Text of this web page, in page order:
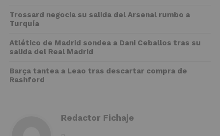
Trossard negocia su salida del Arsenal rumbo a
Turquía
Atlético de Madrid sondea a Dani Ceballos tras su
salida del Real Madrid
Barça tantea a Leao tras descartar compra de
Rashford
Redactor Fichaje